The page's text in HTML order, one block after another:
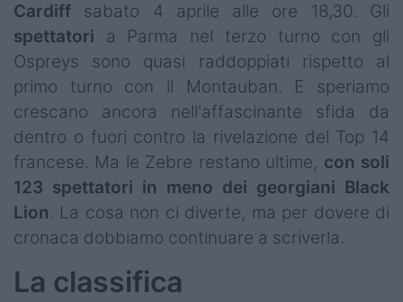
Cardiff sabato 4 aprile alle ore 18,30. Gli
spettatori a Parma nel terzo turno con gli
Ospreys sono quasi raddoppiati rispetto al
primo turno con il Montauban. E speriamo
crescano ancora nell'affascinante sfida da
dentro o fuori contro la rivelazione del Top 14
francese. Ma le Zebre restano ultime, con soli
123 spettatori in meno dei georgiani Black
Lion. La cosa non ci diverte, ma per dovere di
cronaca dobbiamo continuare a scriverla.
La classifica